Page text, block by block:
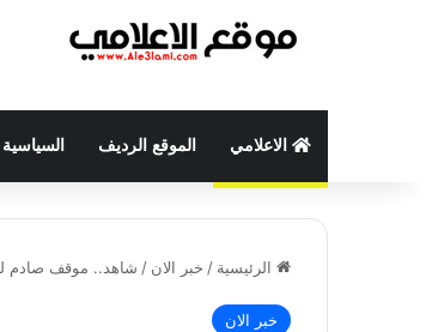
الاعلامي الموقع الرديف السياسية
الرئيسية / خبر الان / شاهد.. موقف صادم
خبر الان